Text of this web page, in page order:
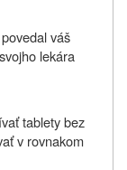
váš
lekára
tablety bez
v rovnakom